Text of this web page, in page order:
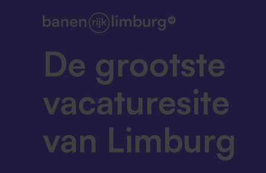
De grootste
vacaturesite
van Limburg